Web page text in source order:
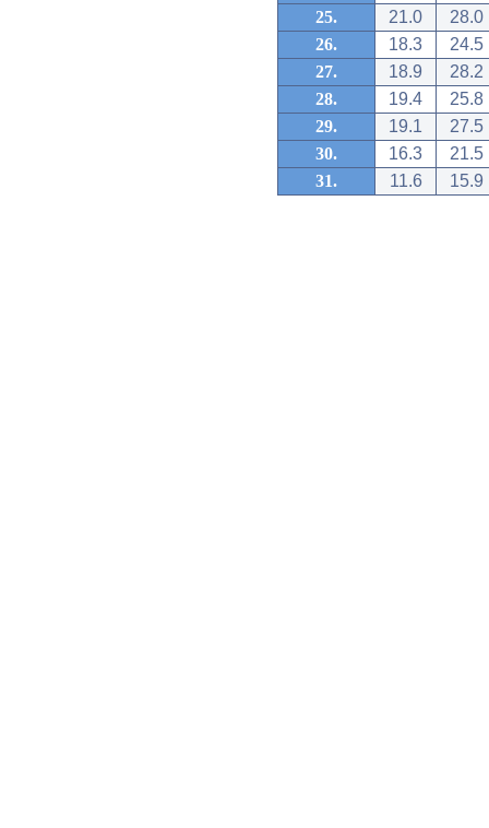
25.
21.0
28.0
26.
18.3
24.5
27.
18.9
28.2
28.
19.4
25.8
29.
19.1
27.5
30.
16.3
21.5
31.
11.6 15.9